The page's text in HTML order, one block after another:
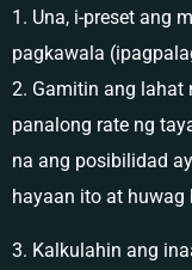
1. Una, i-preset ang
pagkawala
2. Gamitin ang lahat
panalong rate ng
na ang posibilidad
hayaan ito at huwag
3. Kalkulahin ang